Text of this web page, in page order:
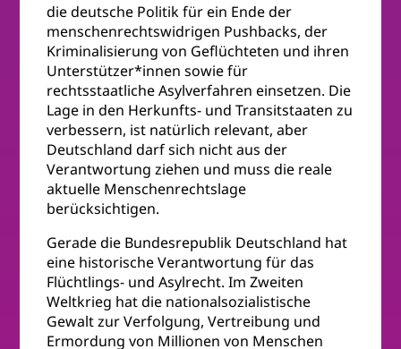
die deutsche Politik für ein Ende der
menschenrechtswidrigen Pushbacks, der
Kriminalisierung von Geflüchteten und ihren
Unterstützer*innen sowie für
rechtsstaatliche Asylverfahren einsetzen. Die
Lage in den Herkunfts- und Transitstaaten zu
verbessern, ist natürlich relevant, aber
Deutschland darf sich nicht aus der
Verantwortung ziehen und muss die reale
aktuelle Menschenrechtslage
berücksichtigen.
Gerade die Bundesrepublik Deutschland hat
eine historische Verantwortung für das
Flüchtlings- und Asylrecht. Im Zweiten
Weltkrieg hat die nationalsozialistische
Gewalt zur Verfolgung, Vertreibung und
Ermordung von Millionen von Menschen